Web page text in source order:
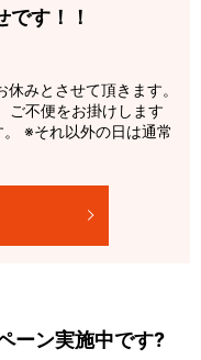
す！！
みとさせて頂きます。
ご不便をお掛けします
※それ以外の日は通常
ーン実施中です?